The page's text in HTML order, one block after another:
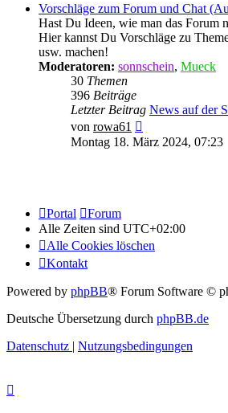
Vorschläge zum Forum und Chat
Hast Du Ideen, wie man das Forum
Hier kannst Du Vorschläge zu
usw. machen!
Moderatoren: sonnschein, Mueck
30 Themen
396 Beiträge
Letzter Beitrag News auf der
von rowa61
Beitrag
Montag 18. März 2024, 07:23
Portal
Forum
Alle Zeiten sind UTC+02:00
Alle Cookies löschen
Kontakt
Powered by phpBB® Forum Software ©
Deutsche Übersetzung durch phpBB.de
Datenschutz | Nutzungsbedingungen